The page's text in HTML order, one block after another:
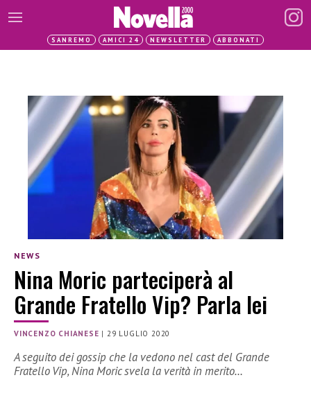
SANREMO AMICI 24 NEWSLETTER ABBONATI
NEWS
Nina Moric parteciperà al
Grande Fratello Vip? Parla lei
VINCENZO CHIANESE |29 LUGLIO 2020
A seguito dei gossip che la vedono nel cast del Grande
Fratello Vip, Nina Moric svela la verità in merito…